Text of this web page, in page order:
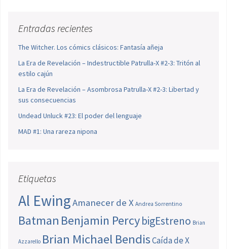
Entradas recientes
The Witcher. Los cómics clásicos: Fantasía añeja
La Era de Revelación – Indestructible Patrulla-X #2-3: Tritón al
estilo cajún
La Era de Revelación – Asombrosa Patrulla-X #2-3: Libertad y
sus consecuencias
Undead Unluck #23: El poder del lenguaje
MAD #1: Una rareza nipona
Etiquetas
Al EwingAmanecer de X Andrea Sorrentino
Batman Benjamin PercybigEstreno Brian
Azzarello Brian Michael BendisCaída de X